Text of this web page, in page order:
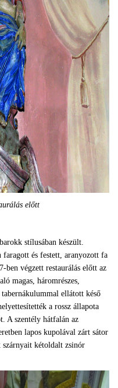
előtt
stílusában készült.
és festett, aranyozott fa
ben végzett restaurálás előtt az
magas, háromrészes,
ellátott késő
a rossz állapota
A szentély hátfalán az
lapos kupolával zárt sátor
kétoldalt zsinór